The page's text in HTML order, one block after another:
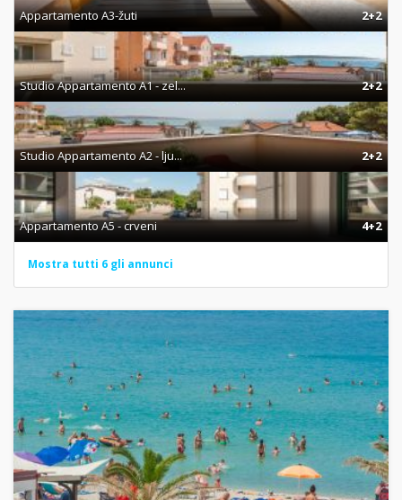
Appartamento A3-žuti 2+2
Studio Appartamento A1 - zel... 2+2
Studio Appartamento A2 - lju... 2+2
Appartamento A5 - crveni 4+2
Mostra tutti 6 gli annunci